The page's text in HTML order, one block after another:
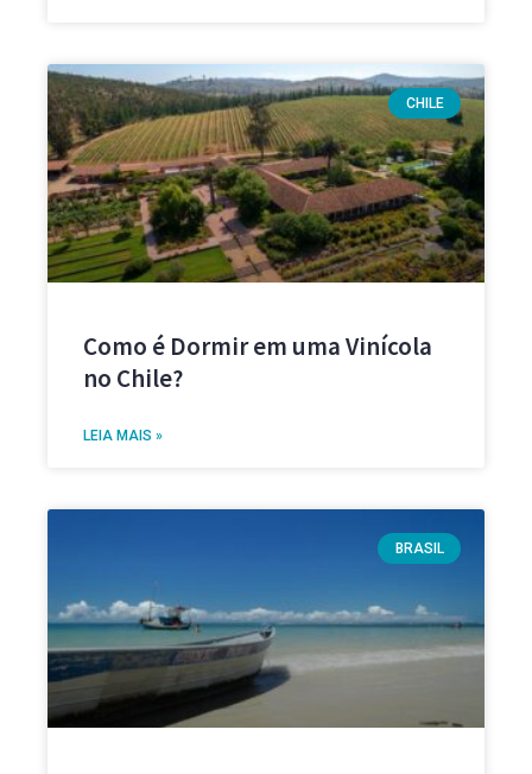
CHILE
Como é Dormir em uma Vinícola
no Chile?
LEIA MAIS »
BRASIL